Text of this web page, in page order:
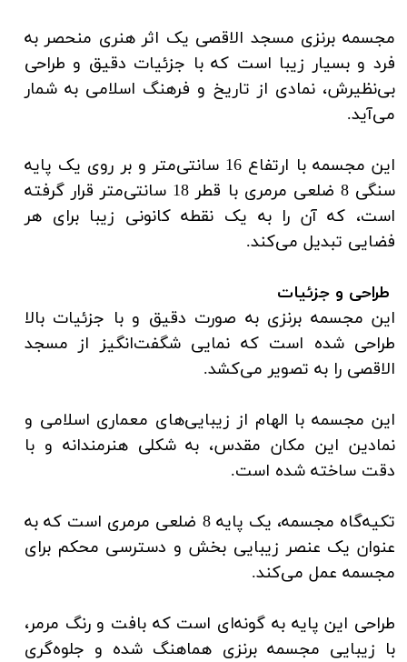
مجسمه برنزی مسجد الاقصی یک اثر هنری منحصر به
فرد و بسیار زیبا است که با جزئیات دقیق و طراحی
بی‌نظیرش، نمادی از تاریخ و فرهنگ اسلامی به شمار
می‌آید.
این مجسمه با ارتفاع 16 سانتی‌متر و بر روی یک پایه
سنگی 8 ضلعی مرمری با قطر 18 سانتی‌متر قرار گرفته
است، که آن را به یک نقطه کانونی زیبا برای هر
فضایی تبدیل می‌کند.
طراحی و جزئیات
این مجسمه برنزی به صورت دقیق و با جزئیات بالا
طراحی شده است که نمایی شگفت‌انگیز از مسجد
الاقصی را به تصویر می‌کشد.
این مجسمه با الهام از زیبایی‌های معماری اسلامی و
نمادین این مکان مقدس، به شکلی هنرمندانه و با
دقت ساخته شده است.
تکیه‌گاه مجسمه، یک پایه 8 ضلعی مرمری است که به
عنوان یک عنصر زیبایی بخش و دسترسی محکم برای
مجسمه عمل می‌کند.
طراحی این پایه به گونه‌ای است که بافت و رنگ مرمر،
با زیبایی مجسمه برنزی هماهنگ شده و جلوه‌گری